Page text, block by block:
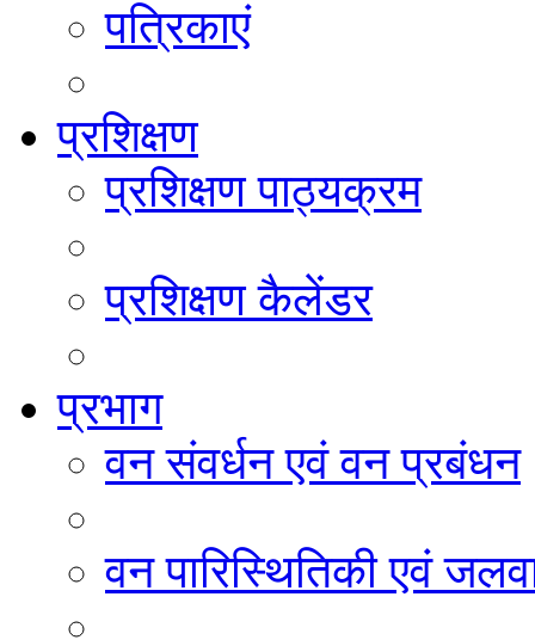
पत्रिकाएं
प्रशिक्षण
प्रशिक्षण पाठ्यक्रम
प्रशिक्षण कैलेंडर
प्रभाग
वन संवर्धन एवं वन प्रबंधन
वन पारिस्थितिकी एवं